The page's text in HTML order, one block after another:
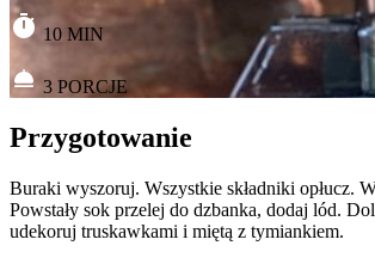
10 MIN
3 PORCJE
Przygotowanie
Buraki wyszoruj. Wszystkie składniki opłucz.
Powstały sok przelej do dzbanka, dodaj lód.
udekoruj truskawkami i miętą z tymiankiem.